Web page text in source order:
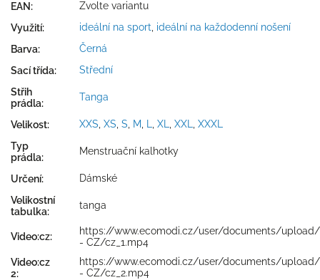
EAN :
Zvolte variantu
Využití: ideální na sport ideální na každodenní nošení
Barva:
Černá
Sací třída:
Střední
Střih
prádla:
Tanga
Velikost: XXS XS S M XL XXL
XXXL
Typ
prádla:
Menstruační kalhotky
Určení:
Dámské
Velikostní
tabulka:
tanga
Video:cz:
https://www.ecomodi.cz/user/documents/
- CZ/cz_1.mp4
Video:cz
2:
https://www.ecomodi.cz/user/documents/
- CZ/cz_2.mp4